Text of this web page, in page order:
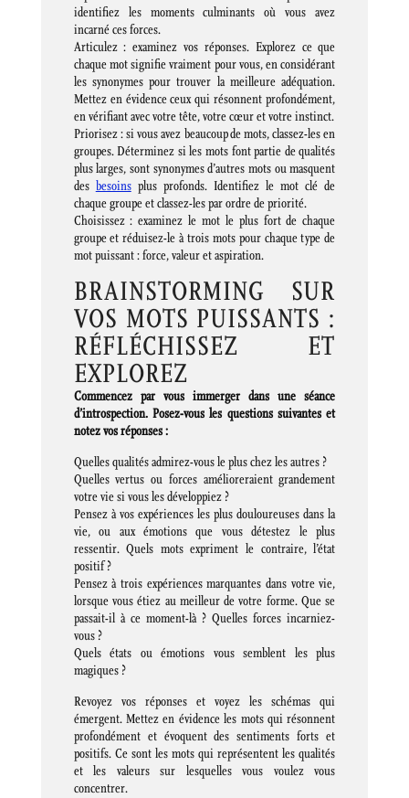
identifiez les moments culminants où vous avez
incarné ces forces.
Articulez : examinez vos réponses. Explorez ce que
chaque mot signifie vraiment pour vous, en considérant
les synonymes pour trouver la meilleure adéquation.
Mettez en évidence ceux qui résonnent profondément,
en vérifiant avec votre tête, votre cœur et votre instinct.
Priorisez : si vous avez beaucoup de mots, classez-les en
groupes. Déterminez si les mots font partie de qualités
plus larges, sont synonymes d’autres mots ou masquent
des besoinsplus profonds. Identifiez le mot clé de
chaque groupe et classez-les par ordre de priorité.
Choisissez : examinez le mot le plus fort de chaque
groupe et réduisez-le à trois mots pour chaque type de
mot puissant : force, valeur et aspiration.
BRAINSTORMING SUR
VOS MOTS PUISSANTS :
RÉFLÉCHISSEZ ET
EXPLOREZ
Commencez par vous immerger dans une séance
d’introspection. Posez-vous les questions suivantes et
notez vos réponses :
Quelles qualités admirez-vous le plus chez les autres ?
Quelles vertus ou forces amélioreraient grandement
votre vie si vous les développiez ?
Pensez à vos expériences les plus douloureuses dans la
vie, ou aux émotions que vous détestez le plus
ressentir. Quels mots expriment le contraire, l’état
positif ?
Pensez à trois expériences marquantes dans votre vie,
lorsque vous étiez au meilleur de votre forme. Que se
passait-il à ce moment-là ? Quelles forces incarniez-
vous ?
Quels états ou émotions vous semblent les plus
magiques ?
Revoyez vos réponses et voyez les schémas qui
émergent. Mettez en évidence les mots qui résonnent
profondément et évoquent des sentiments forts et
positifs. Ce sont les mots qui représentent les qualités
et les valeurs sur lesquelles vous voulez vous
concentrer.